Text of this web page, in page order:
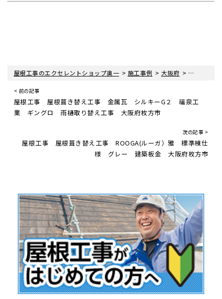
屋根工事のエクセレントショップ奥一 > 施工事例 > 大阪府 > 枚方市
< 前の記事
屋根工事 屋根葺き替え工事 金属瓦 シルキーG２ 福泉工
業 ギングロ 雨樋取り替え工事 大阪府枚方市
次の記事 >
屋根工事 屋根葺き替え工事 ROOGA(ルーガ）雅 標準棟仕
様 グレー 建築板金 大阪府枚方市